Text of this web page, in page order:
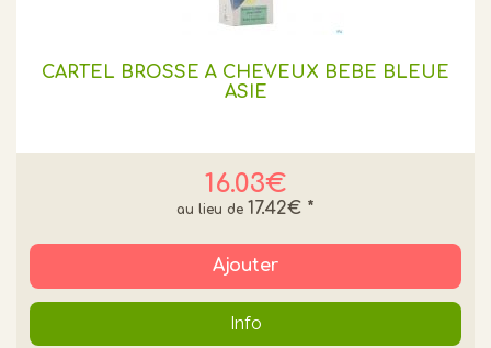
CARTEL BROSSE À CHEVEUX BÉBÉ BLEUE
ASIE
16.03€
17.42€ *
Ajouter
Info